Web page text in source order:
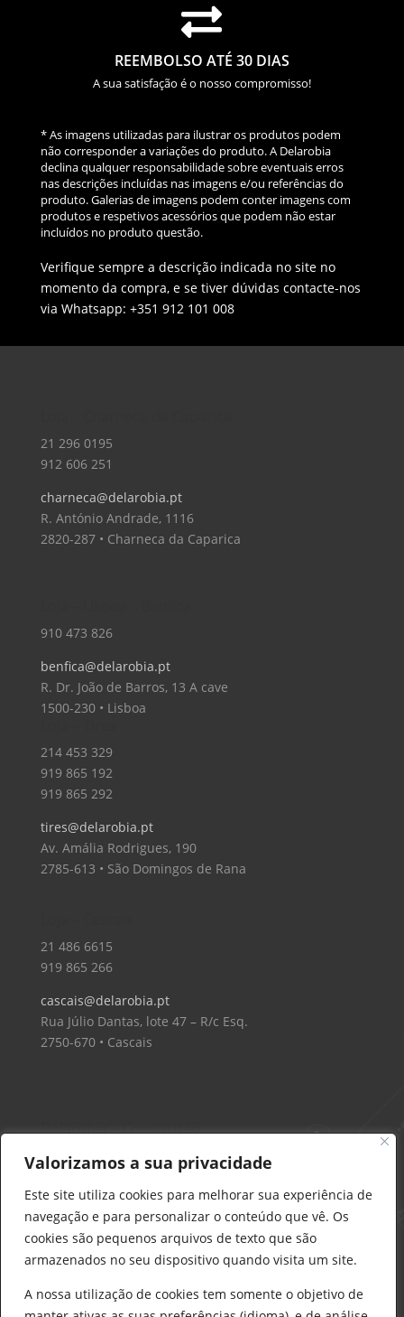
Valorizamos a sua privacidade
Este site utiliza cookies para melhorar sua experiência de
navegação e para personalizar o conteúdo que vê. Os
cookies são pequenos arquivos de texto que são
armazenados no seu dispositivo quando visita um site.
A nossa utilização de cookies tem somente o objetivo de

REEMBOLSO ATÉ 30 DIAS
A sua satisfação é o nosso compromisso!
* As imagens utilizadas para ilustrar os produtos podem
não corresponder a variações do produto. A Delarobia
declina qualquer responsabilidade sobre eventuais erros
nas descrições incluídas nas imagens e/ou referências do
produto. Galerias de imagens podem conter imagens com
produtos e respetivos acessórios que podem não estar
incluídos no produto questão.
Verifique sempre a descrição indicada no site no
momento da compra, e se tiver dúvidas contacte-nos
via Whatsapp: +351 912 101 008
21 296 0195
912 606 251
charneca@delarobia.pt
R. António Andrade, 1116
2820-287 • Charneca da Caparica
910 473 826
benfica@delarobia.pt
R. Dr. João de Barros, 13 A cave
1500-230 • Lisboa
214 453 329
919 865 192
919 865 292
tires@delarobia.pt
Av. Amália Rodrigues, 190
2785-613 • São Domingos de Rana
21 486 6615
919 865 266
cascais@delarobia.pt
Rua Júlio Dantas, lote 47 – R/c Esq.
2750-670 • Cascais
Delarobia – Construção
912 441 514
construcao@delarobia.pt
R. António Andrade, 1171
2820-287 • Charneca de Caparica